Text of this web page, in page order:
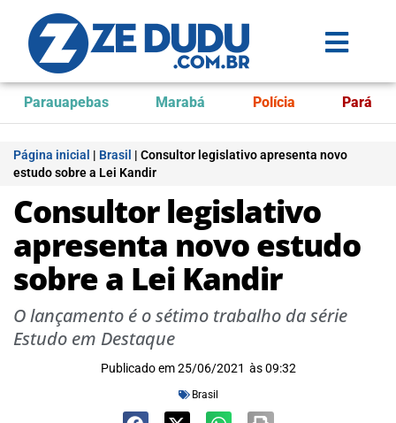
Parauapebas Marabá Polícia Pará
Página inicial | Brasil | Consultor legislativo apresenta novo
estudo sobre a Lei Kandir
Consultor legislativo
apresenta novo estudo
sobre a Lei Kandir
O lançamento é o sétimo trabalho da série
Estudo em Destaque
Publicado em 25/06/2021 às 09:32
Brasil